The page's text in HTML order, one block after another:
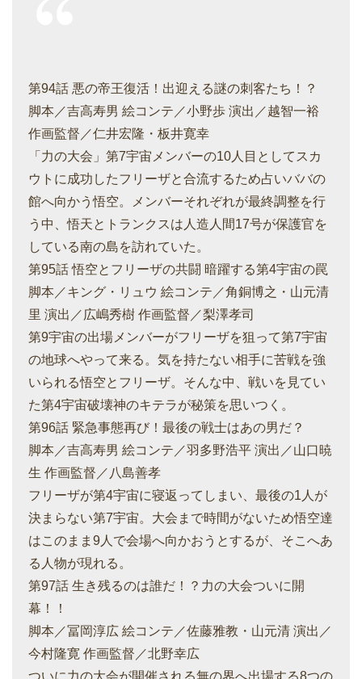
第94話 悪の帝王復活！出迎える謎の刺客たち！？
脚本／吉高寿男 絵コンテ／小野歩 演出／越智一裕
作画監督／仁井宏隆・板井寛幸
「力の大会」第7宇宙メンバーの10人目としてスカ
ウトに成功したフリーザと合流するため占いババの
館へ向かう悟空。メンバーそれぞれが最終調整を行
う中、悟天とトランクスは人造人間17号が保護官を
している南の島を訪れていた。
第95話 悟空とフリーザの共闘 暗躍する第4宇宙の罠
脚本／キング・リュウ 絵コンテ／角銅博之・山元清
里 演出／広嶋秀樹 作画監督／梨澤孝司
第9宇宙の出場メンバーがフリーザを狙って第7宇宙
の地球へやって来る。気を持たない相手に苦戦を強
いられる悟空とフリーザ。そんな中、戦いを見てい
た第4宇宙破壊神のキテラが秘策を思いつく。
第96話 緊急事態再び！最後の戦士はあの男だ？
脚本／吉高寿男 絵コンテ／羽多野浩平 演出／山口暁
生 作画監督／八島善孝
フリーザが第4宇宙に寝返ってしまい、最後の1人が
決まらない第7宇宙。大会まで時間がないため悟空達
はこのまま9人で会場へ向かおうとするが、そこへあ
る人物が現れる。
第97話 生き残るのは誰だ！？力の大会ついに開
幕！！
脚本／冨岡淳広 絵コンテ／佐藤雅教・山元清 演出／
今村隆寛 作画監督／北野幸広